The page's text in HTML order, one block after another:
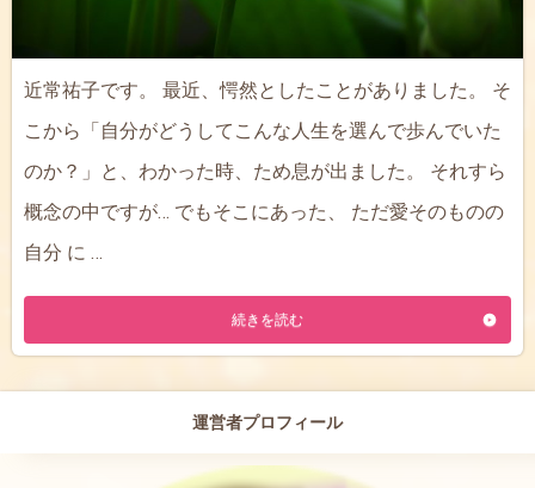
近常祐子です。 最近、愕然としたことがありました。 そ
こから「自分がどうしてこんな人生を選んで歩んでいた
のか？」と、わかった時、ため息が出ました。 それすら
概念の中ですが… でもそこにあった、 ただ愛そのものの
自分 に …
続きを読む
運営者プロフィール